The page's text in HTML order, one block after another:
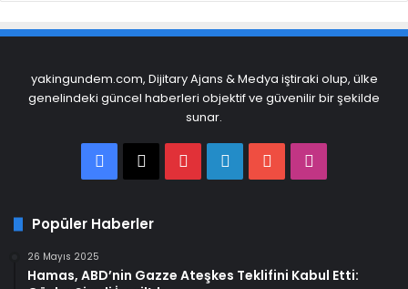
yakingundem.com, Dijitary Ajans & Medya iştiraki olup, ülke
genelindeki güncel haberleri objektif ve güvenilir bir şekilde
sunar.
Facebook
X PinterestLinkedInYouTube
Popüler Haberler
26 Mayıs 2025
Hamas, ABD’nin Gazze Ateşkes Teklifini Kabul Etti: